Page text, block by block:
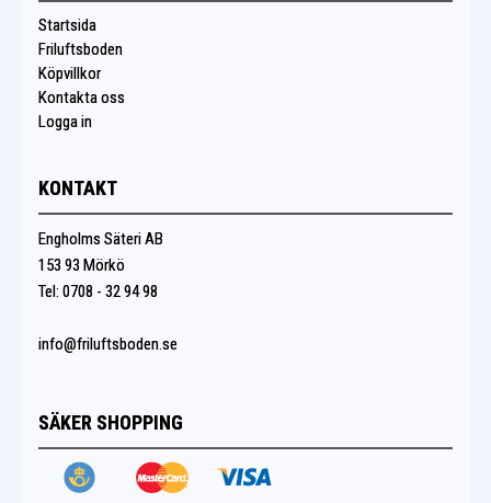
Startsida
Friluftsboden
Köpvillkor
Kontakta oss
Logga in
KONTAKT
Engholms Säteri AB
153 93 Mörkö
Tel: 0708 - 32 94 98
info@friluftsboden.se
SÄKER SHOPPING